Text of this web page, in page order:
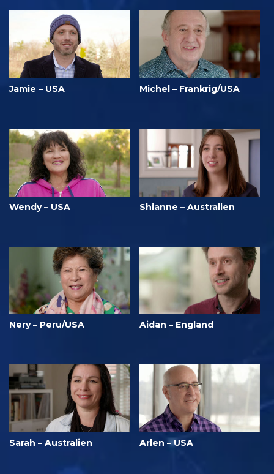
Jamie – USA Michel – Frankrig/USA
Wendy – USA Shianne – Australien
Nery – Peru/USA Aidan – England
Sarah – Australien Arlen – USA